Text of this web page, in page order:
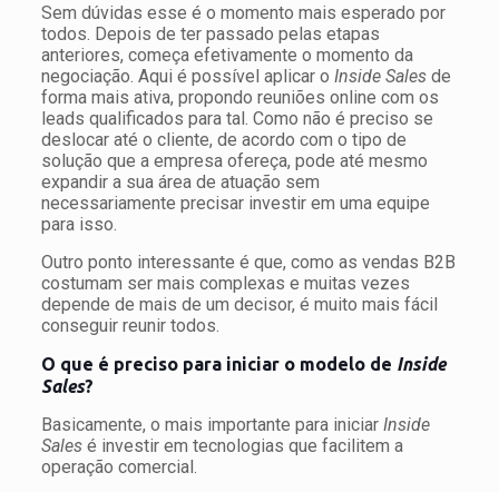
Sem dúvidas esse é o momento mais esperado por
todos. Depois de ter passado pelas etapas
anteriores, começa efetivamente o momento da
negociação. Aqui é possível aplicar o Inside Salesde
forma mais ativa, propondo reuniões online com os
leads qualificados para tal. Como não é preciso se
deslocar até o cliente, de acordo com o tipo de
solução que a empresa ofereça, pode até mesmo
expandir a sua área de atuação sem
necessariamente precisar investir em uma equipe
para isso.
Outro ponto interessante é que, como as vendas B2B
costumam ser mais complexas e muitas vezes
depende de mais de um decisor, é muito mais fácil
conseguir reunir todos.
O que é preciso para iniciar o modelo de Inside
Sales?
Basicamente, o mais importante para iniciarInside
Salesé investir em tecnologias que facilitem a
operação comercial.